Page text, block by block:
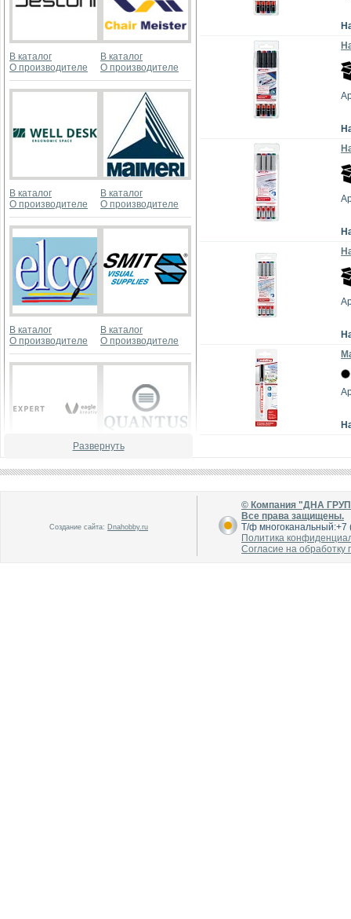
В каталог
О производителе
В каталог
О производителе
В каталог
О производителе
В каталог
О производителе
В каталог
О производителе
В каталог
О производителе
В каталог
О производителе
В каталог
О производителе
Развернуть
Создание сайта: Dnahobby.ru
© Компания "ДНА
Все права защищены.
Т/ф
Политика
Согласие на